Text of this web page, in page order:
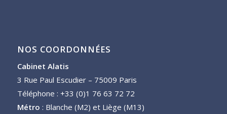
NOS COORDONNÉES
Cabinet Alatis
3 Rue Paul Escudier – 75009 Paris
Téléphone : +33 (0)1 76 63 72 72
Métro : Blanche (M2) et Liège (M13)